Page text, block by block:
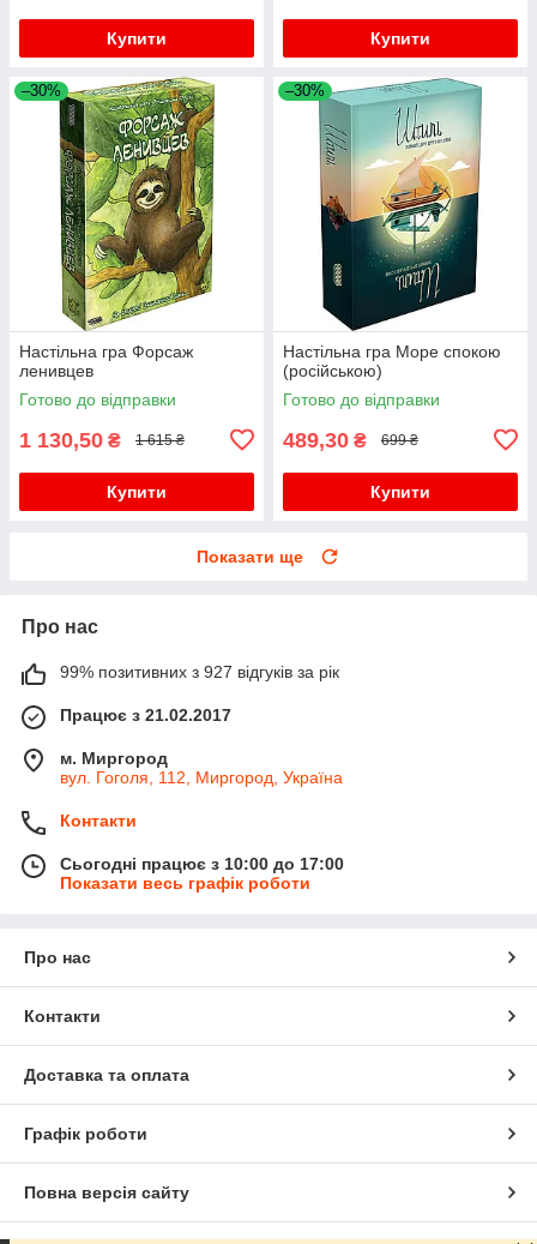
Купити Купити
–30%
Настільна гра Форсаж
ленивцев
Готово до відправки
1 130,50 ₴ 1 615 ₴
Купити
–30%
Настільна гра Море спокою
(російською)
Готово до відправки
489,30 ₴ 699 ₴
Купити
Показати ще
Про нас
99% позитивних з 927 відгуків за рік
Працює з 21.02.2017
м. Миргород
вул. Гоголя, 112, Миргород, Україна
Контакти
Сьогодні працює з 10:00 до 17:00
Показати весь графік роботи
Про нас
Контакти
Доставка та оплата
Графік роботи
Повна версія сайту